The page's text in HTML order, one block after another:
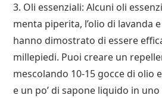
3. Oli essenziali: Alcuni oli
menta piperita, l’olio di lavanda
hanno dimostrato di essere
millepiedi. Puoi creare un
mescolando 10-15 gocce di olio
e un po’ di sapone liquido in